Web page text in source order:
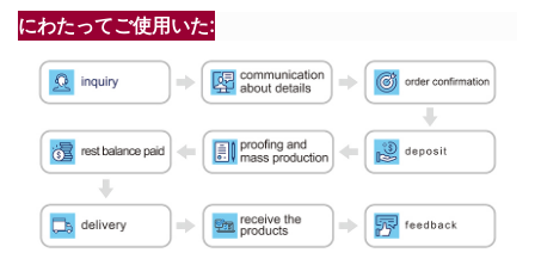
にわたってご使用いた: